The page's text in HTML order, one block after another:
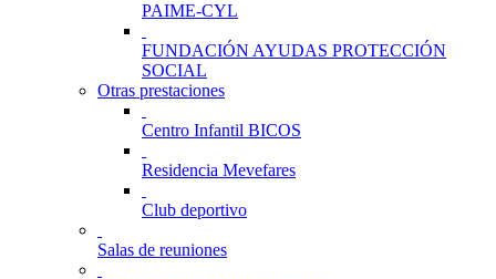
PAIME-CYL
FUNDACIÓN AYUDAS PROTECCIÓN
SOCIAL
Otras prestaciones
Centro Infantil BICOS
Residencia Mevefares
Club deportivo
Salas de reuniones